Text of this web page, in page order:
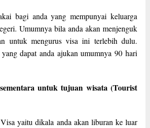
bagi anda yang mempunyai keluarga
Umumnya bila anda akan menjenguk
untuk mengurus visa ini terlebih dulu.
dapat anda ajukan umumnya 90 hari
untuk tujuan wisata (Tourist
yaitu dikala anda akan liburan ke luar